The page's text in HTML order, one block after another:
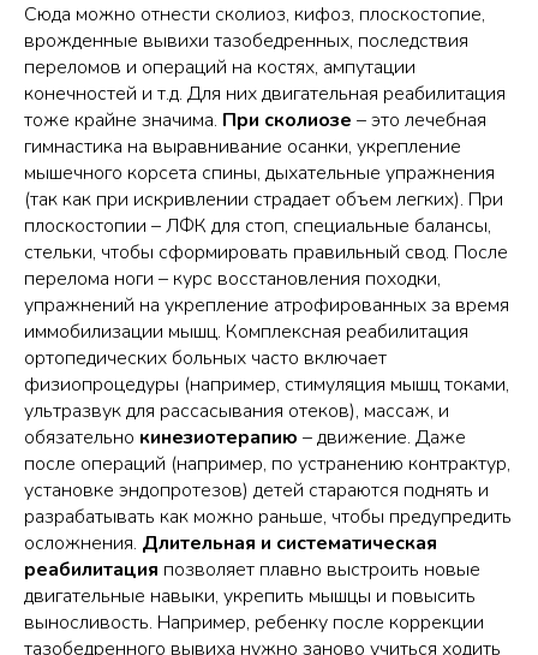
Сюда можно отнести сколиоз, кифоз, плоскостопие,
врожденные вывихи тазобедренных, последствия
переломов и операций на костях, ампутации
конечностей и т.д. Для них двигательная реабилитация
тоже крайне значима. При сколиозе – это лечебная
гимнастика на выравнивание осанки, укрепление
мышечного корсета спины, дыхательные упражнения
(так как при искривлении страдает объем легких). При
плоскостопии – ЛФК для стоп, специальные балансы,
стельки, чтобы сформировать правильный свод. После
перелома ноги – курс восстановления походки,
упражнений на укрепление атрофированных за время
иммобилизации мышц. Комплексная реабилитация
ортопедических больных часто включает
физиопроцедуры (например, стимуляция мышц токами,
ультразвук для рассасывания отеков), массаж, и
обязательно кинезиотерапию – движение. Даже
после операций (например, по устранению контрактур,
установке эндопротезов) детей стараются поднять и
разрабатывать как можно раньше, чтобы предупредить
осложнения. Длительная и систематическая
реабилитация позволяет плавно выстроить новые
двигательные навыки, укрепить мышцы и повысить
выносливость. Например, ребенку после коррекции
тазобедренного вывиха нужно заново учиться ходить